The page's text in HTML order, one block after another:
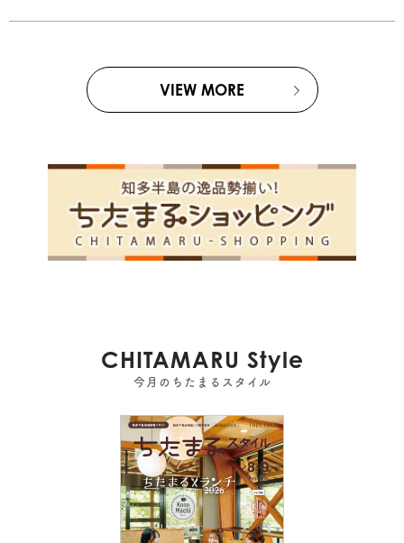
VIEW MORE
CHITAMARU Style
今月のちたまるスタイル